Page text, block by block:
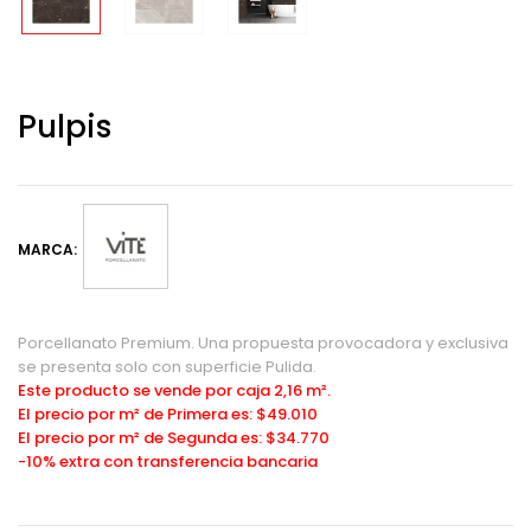
Pulpis
MARCA:
Porcellanato Premium. Una propuesta provocadora y exclusiva
se presenta solo con superficie Pulida.
Este producto se vende por caja 2,16 m².
El precio por m² de Primera es: $49.010
El precio por m² de Segunda es: $34.770
-10% extra con transferencia bancaria